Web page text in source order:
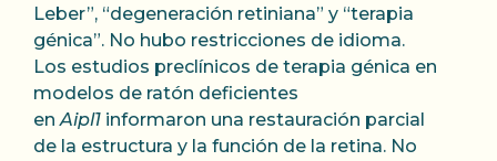
Leber”, “degeneración retiniana” y “terapia
génica”. No hubo restricciones de idioma.
Los estudios preclínicos de terapia génica en
modelos de ratón deficientes
enAipl1 informaron una restauración parcial
de la estructura y la función de la retina. No